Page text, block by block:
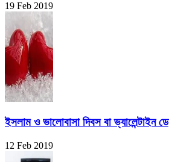
19 Feb 2019
ইসলাম ও ভালোবাসা দিবস বা ভ্যালেন্টাইন ডে
12 Feb 2019